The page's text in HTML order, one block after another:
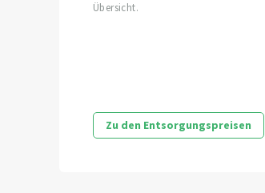
Übersicht.
Zu den Entsorgungspreisen